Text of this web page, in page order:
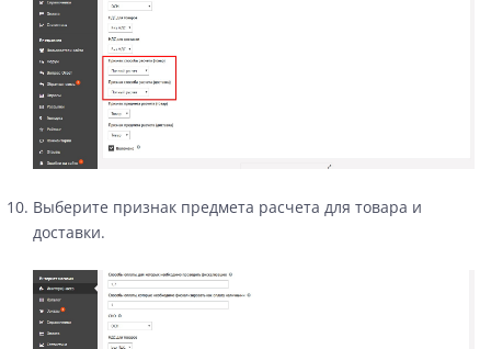
Выберите признак предмета расчета для товара и
доставки.